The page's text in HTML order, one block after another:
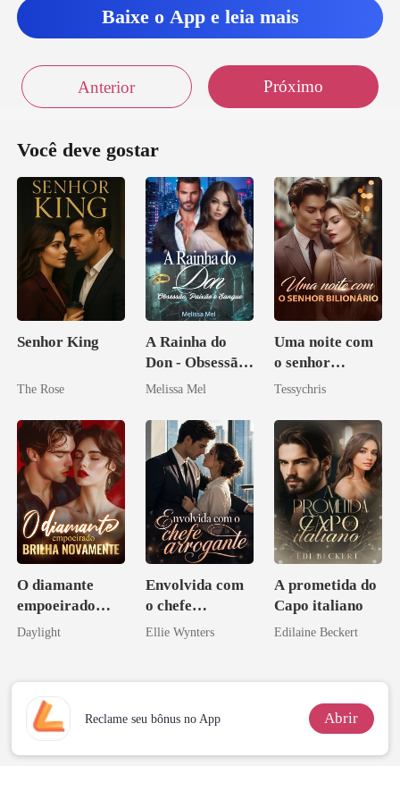
Baixe o App e leia mais
Anterior Próximo
Você deve gostar
Senhor King
The Rose
A Rainha do
Don - Obsessão,
Paixão e Sangue
Melissa Mel
Uma noite com
o senhor
Bilionário
Tessychris
O diamante
empoeirado
brilha
Daylight
Envolvida com
o chefe
arrogante
Ellie Wynters
A prometida do
Capo italiano
Edilaine Beckert
Reclame seu bônus no App Abrir